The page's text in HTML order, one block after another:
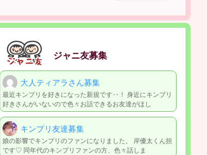
ジャニ友募集
大人ティアラさん募集
最近キンプリを好きになった新規です‥！ 身近にキンプリ
好きさんがいないので色々お話できるお友達がほし
キンプリ友達募集
娘の影響でキンプリのファンになりました。 岸優太くん担
です♡ 同年代のキンプリファンの方、色々話しま